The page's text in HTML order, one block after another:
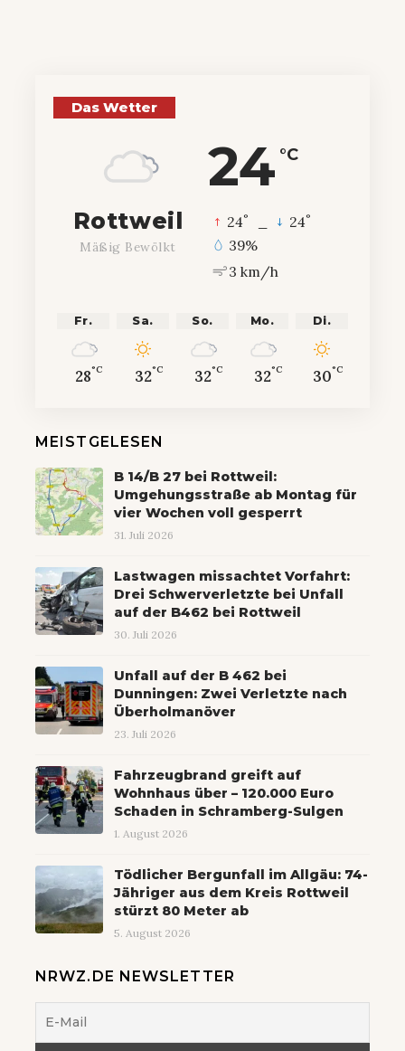
Das Wetter
24 °C
Rottweil
Mäßig Bewölkt
24° 24°
39%
3 km/h
Fr.
28°C
Sa.
32°C
So.
32°C
Mo.
32°C
Di.
30°C
MEISTGELESEN
B 14/B 27 bei Rottweil:
Umgehungsstraße ab Montag für
vier Wochen voll gesperrt
31. Juli 2026
Lastwagen missachtet Vorfahrt:
Drei Schwerverletzte bei Unfall
auf der B462 bei Rottweil
30. Juli 2026
Unfall auf der B 462 bei
Dunningen: Zwei Verletzte nach
Überholmanöver
23. Juli 2026
Fahrzeugbrand greift auf
Wohnhaus über – 120.000 Euro
Schaden in Schramberg-Sulgen
1. August 2026
Tödlicher Bergunfall im Allgäu: 74-
Jähriger aus dem Kreis Rottweil
stürzt 80 Meter ab
5. August 2026
NRWZ.DE NEWSLETTER